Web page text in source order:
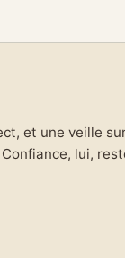
et une veille
lui,